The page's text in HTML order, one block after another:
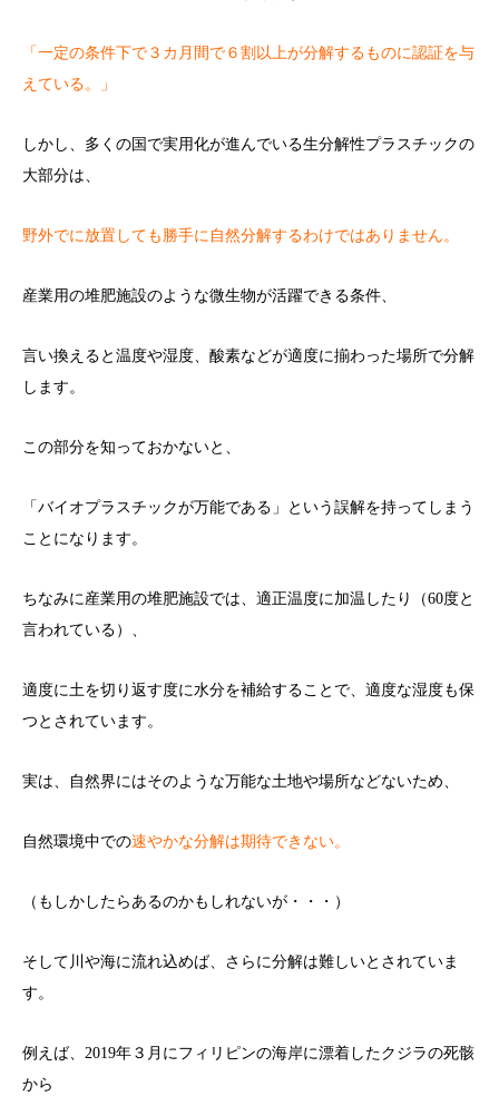
「一定の条件下で３カ月間で６割以上が分解するものに認証を与
えている。」
しかし、多くの国で実用化が進んでいる生分解性プラスチックの
大部分は、
野外でに放置しても勝手に自然分解するわけではありません。
産業用の堆肥施設のような微生物が活躍できる条件、
言い換えると温度や湿度、酸素などが適度に揃わった場所で分解
します。
この部分を知っておかないと、
「バイオプラスチックが万能である」という誤解を持ってしまう
ことになります。
ちなみに産業用の堆肥施設では、適正温度に加温したり（60度と
言われている）、
適度に土を切り返す度に水分を補給することで、適度な湿度も保
つとされています。
実は、自然界にはそのような万能な土地や場所などないため、
自然環境中での速やかな分解は期待できない。
（もしかしたらあるのかもしれないが・・・）
そして川や海に流れ込めば、さらに分解は難しいとされていま
す。
例えば、2019年３月にフィリピンの海岸に漂着したクジラの死骸
から